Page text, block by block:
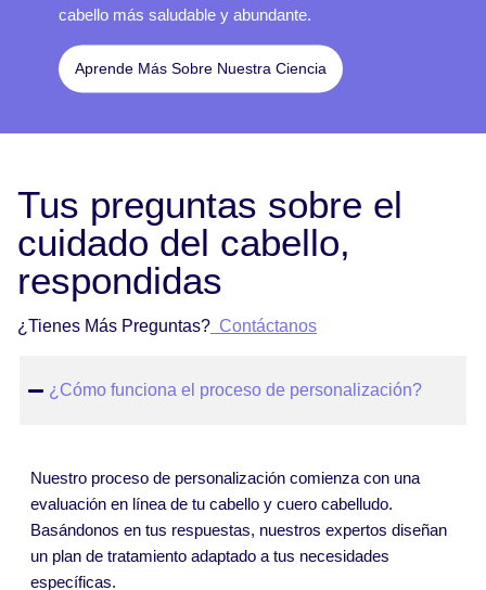
cabello más saludable y abundante.
Aprende Más Sobre Nuestra Ciencia
Tus preguntas sobre el
cuidado del cabello,
respondidas
¿Tienes Más Preguntas? Contáctanos
¿Cómo funciona el proceso de personalización?
Nuestro proceso de personalización comienza con una
evaluación en línea de tu cabello y cuero cabelludo.
Basándonos en tus respuestas, nuestros expertos diseñan
un plan de tratamiento adaptado a tus necesidades
específicas.